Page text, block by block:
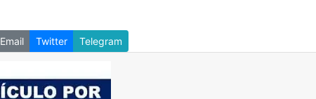
Email Twitter Telegram